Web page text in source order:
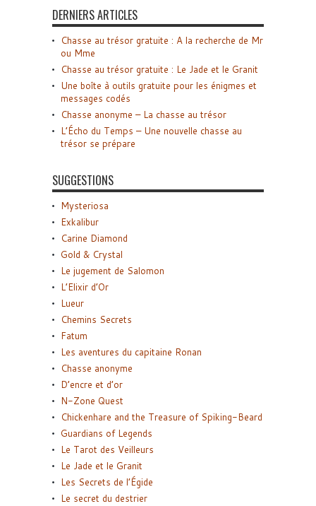
DERNIERS ARTICLES
Chasse au trésor gratuite : A la recherche de Mr
ou Mme
Chasse au trésor gratuite : Le Jade et le Granit
Une boîte à outils gratuite pour les énigmes et
messages codés
Chasse anonyme – La chasse au trésor
L’Écho du Temps – Une nouvelle chasse au
trésor se prépare
SUGGESTIONS
Mysteriosa
Exkalibur
Carine Diamond
Gold & Crystal
Le jugement de Salomon
L’Elixir d’Or
Lueur
Chemins Secrets
Fatum
Les aventures du capitaine Ronan
Chasse anonyme
D’encre et d’or
N-Zone Quest
Chickenhare and the Treasure of Spiking-Beard
Guardians of Legends
Le Tarot des Veilleurs
Le Jade et le Granit
Les Secrets de l’Égide
Le secret du destrier